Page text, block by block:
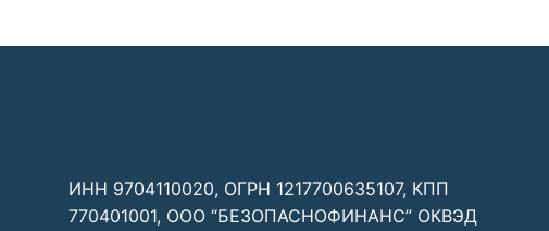
ИНН 9704110020, ОГРН 1217700635107, КПП
770401001, ООО “БЕЗОПАСНОФИНАНС” ОКВЭД